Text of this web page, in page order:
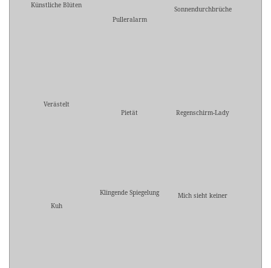
Künstliche Blüten
Pulleralarm
Sonnendurchbrüche
Verästelt
Pietät
Regenschirm-Lady
Kuh
Klingende Spiegelung Mich sieht keiner